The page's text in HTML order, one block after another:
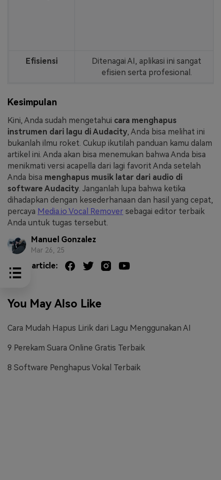
Efisiensi
Ditenagai AI, aplikasi ini sangat
efisien serta profesional.
Kesimpulan
Kini, Anda sudah mengetahui cara menghapus
instrumen dari lagu di Audacity, Anda bisa melihat ini
bukanlah ilmu roket. Cukup ikutilah panduan kamu dalam
artikel ini. Anda akan bisa menemukan bahwa Anda bisa
menikmati versi acapella dari lagi favorit Anda setelah
Anda bisa menghapus musik latar dari audio di
software Audacity. Janganlah lupa bahwa ketika
dihadapkan dengan kesederhanaan dan hasil yang cepat,
percaya Media.io Vocal Remover sebagai editor terbaik
Anda untuk tugas tersebut.
Manuel Gonzalez
Mar 26, 25
Share article:
You May Also Like
Cara Mudah Hapus Lirik dari Lagu Menggunakan AI
9 Perekam Suara Online Gratis Terbaik
8 Software Penghapus Vokal Terbaik